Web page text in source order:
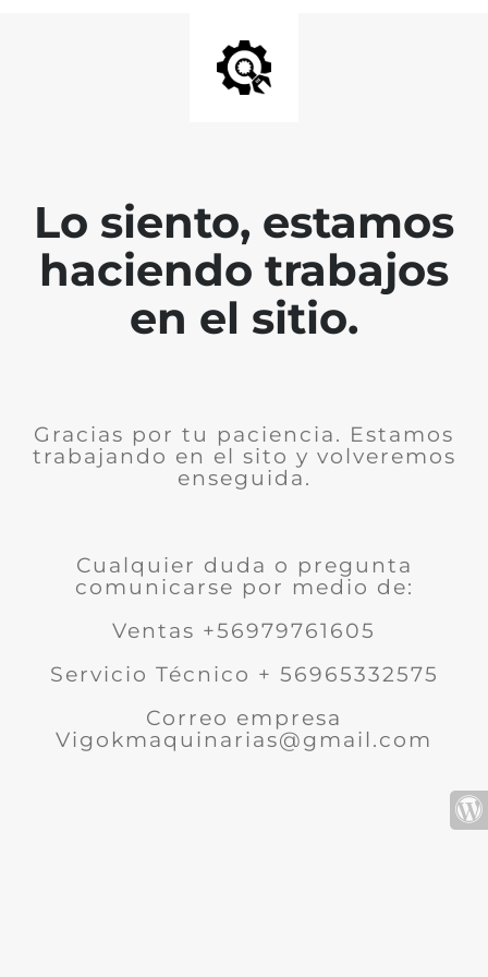
Lo siento, estamos
haciendo trabajos
en el sitio.
Gracias por tu paciencia. Estamos
trabajando en el sito y volveremos
enseguida.
Cualquier duda o pregunta
comunicarse por medio de:
Ventas +56979761605
Servicio Técnico + 56965332575
Correo empresa
Vigokmaquinarias@gmail.com